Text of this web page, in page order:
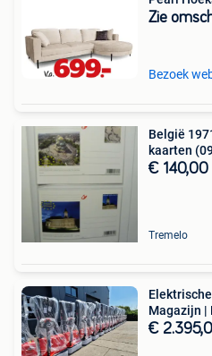
Zie
Bezoek
België
kaarten
€ 140,00
Tremelo
Magazijn |
€